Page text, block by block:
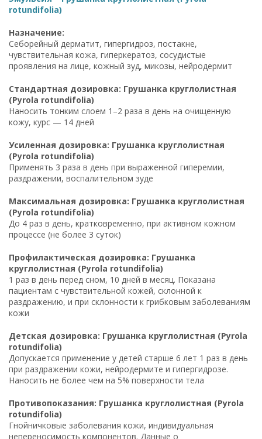
rotundifolia)
Назначение:
Себорейный дерматит, гипергидроз, постакне,
чувствительная кожа, гиперкератоз, сосудистые
проявления на лице, кожный зуд, микозы, нейродермит
Стандартная дозировка: Грушанка круглолистная
(Pyrola rotundifolia)
Наносить тонким слоем 1–2 раза в день на очищенную
кожу, курс — 14 дней
Усиленная дозировка: Грушанка круглолистная
(Pyrola rotundifolia)
Применять 3 раза в день при выраженной гиперемии,
раздражении, воспалительном зуде
Максимальная дозировка: Грушанка круглолистная
(Pyrola rotundifolia)
До 4 раз в день, кратковременно, при активном кожном
процессе (не более 3 суток)
Профилактическая дозировка: Грушанка
круглолистная (Pyrola rotundifolia)
1 раз в день перед сном, 10 дней в месяц. Показана
пациентам с чувствительной кожей, склонной к
раздражению, и при склонности к грибковым заболеваниям
кожи
Детская дозировка: Грушанка круглолистная (Pyrola
rotundifolia)
Допускается применение у детей старше 6 лет 1 раз в день
при раздражении кожи, нейродермите и гипергидрозе.
Наносить не более чем на 5% поверхности тела
Противопоказания: Грушанка круглолистная (Pyrola
rotundifolia)
Гнойничковые заболевания кожи, индивидуальная
непереносимость компонентов. Данные о